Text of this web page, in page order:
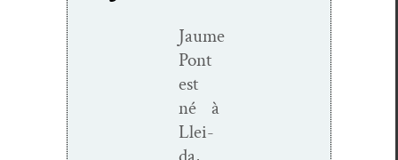
Jaume
Pont
est
né à
Llei­